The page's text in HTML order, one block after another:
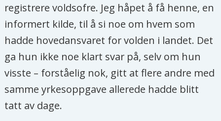
registrere voldsofre. Jeg håpet å få henne, en
informert kilde, til å si noe om hvem som
hadde hovedansvaret for volden i landet. Det
ga hun ikke noe klart svar på, selv om hun
visste – forståelig nok, gitt at flere andre med
samme yrkesoppgave allerede hadde blitt
tatt av dage.